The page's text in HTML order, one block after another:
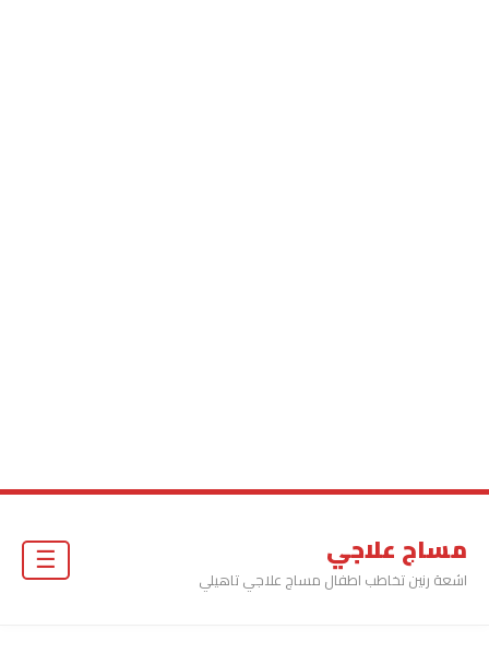
مساج علاجي
اشعة رنين تخاطب اطفال مساج علاجي تاهيلي